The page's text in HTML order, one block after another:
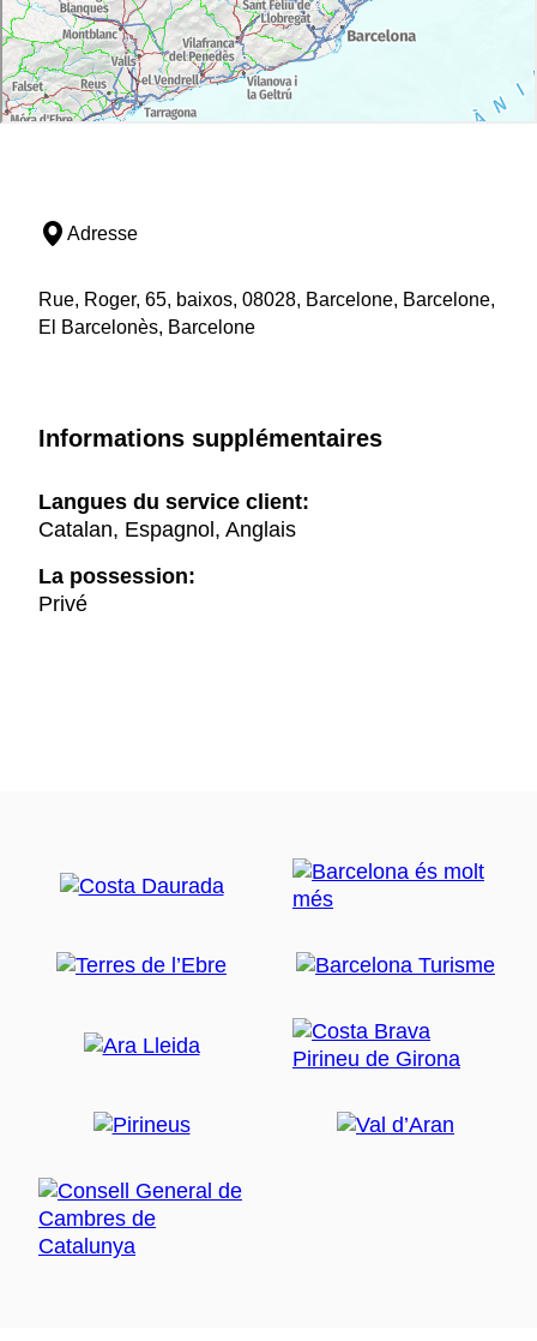
Adresse
Rue, Roger, 65, baixos, 08028, Barcelone, Barcelone,
El Barcelonès, Barcelone
Informations supplémentaires
Langues du service client:
Catalan, Espagnol, Anglais
La possession:
Privé